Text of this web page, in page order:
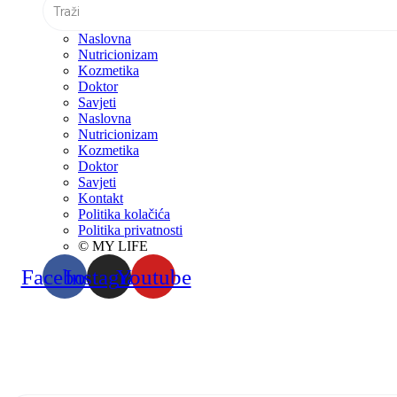
Naslovna
Nutricionizam
Kozmetika
Doktor
Savjeti
Naslovna
Nutricionizam
Kozmetika
Doktor
Savjeti
Kontakt
Politika kolačića
Politika privatnosti
© MY LIFE
FacebookInstagramYoutube